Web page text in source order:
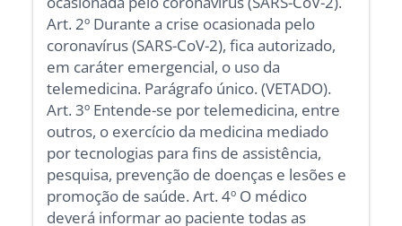
Art. 2º Durante a crise ocasionada pelo
coronavírus (SARS-CoV-2), fica autorizado,
em caráter emergencial, o uso da
telemedicina. Parágrafo único. (VETADO).
Art. 3º Entende-se por telemedicina, entre
outros, o exercício da medicina mediado
por tecnologias para fins de assistência,
pesquisa, prevenção de doenças e lesões e
promoção de saúde. Art. 4º O médico
deverá informar ao paciente todas as